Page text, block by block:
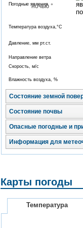
ночью °
Погодные явления
Температура воздуха,°C
Давление, мм рт.ст.
Направление ветра
Скорость, м/с
Влажность воздуха, %
Состояние земной
Состояние почвы
Опасные погодные и
Информация для
Карты погоды
Температура